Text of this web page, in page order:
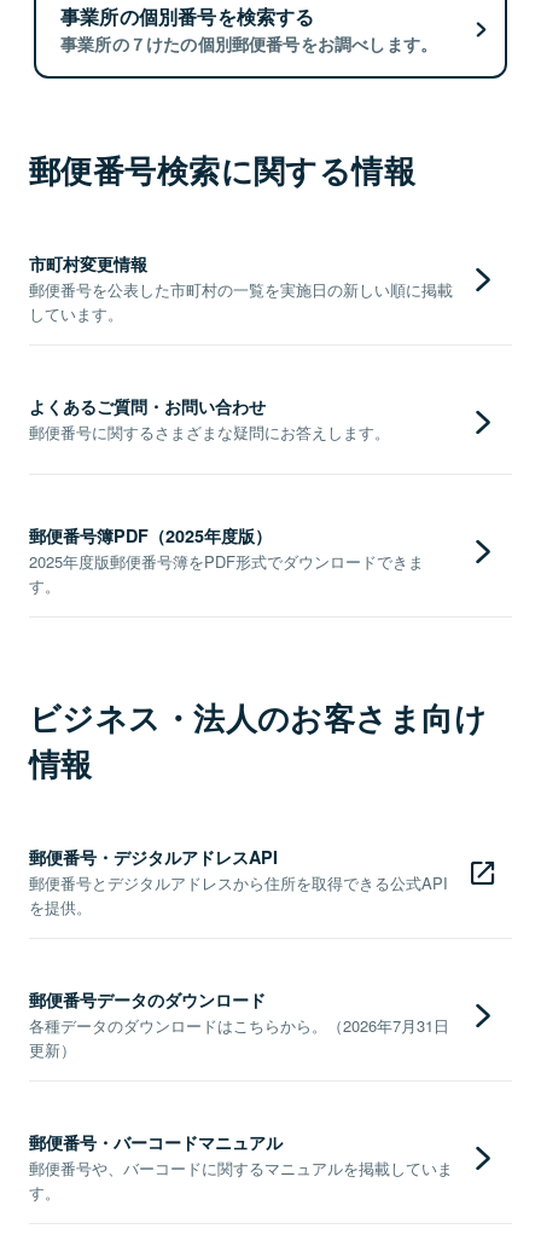
事業所の個別番号を検索する
事業所の７けたの個別郵便番号をお調べします。
郵便番号検索に関する情報
市町村変更情報
郵便番号を公表した市町村の一覧を実施日の新しい順に掲載
しています。
よくあるご質問・お問い合わせ
郵便番号に関するさまざまな疑問にお答えします。
郵便番号簿PDF（2025年度版）
2025年度版郵便番号簿をPDF形式でダウンロードできま
す。
ビジネス・法人のお客さま向け
情報
郵便番号・デジタルアドレスAPI
郵便番号とデジタルアドレスから住所を取得できる公式API
を提供。
郵便番号データのダウンロード
各種データのダウンロードはこちらから。（2026年7月31日
更新）
郵便番号・バーコードマニュアル
郵便番号や、バーコードに関するマニュアルを掲載していま
す。